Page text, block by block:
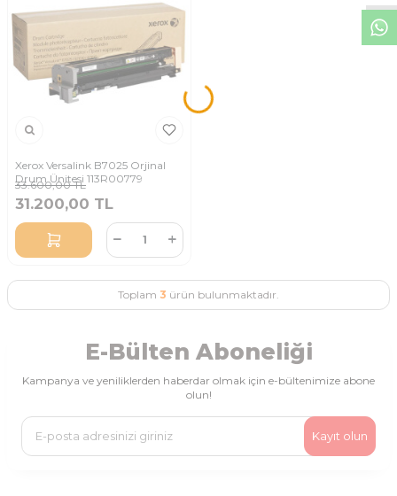
Xerox Versalink B7025 Orjinal
Drum Ünitesi 113R00779
33.600,00TL
31.200,00 TL
Toplam 3 ürün bulunmaktadır.
E-Bülten Aboneliği
Kampanya ve yeniliklerden haberdar olmak için e-bültenimize abone
olun!
Kayıt olun